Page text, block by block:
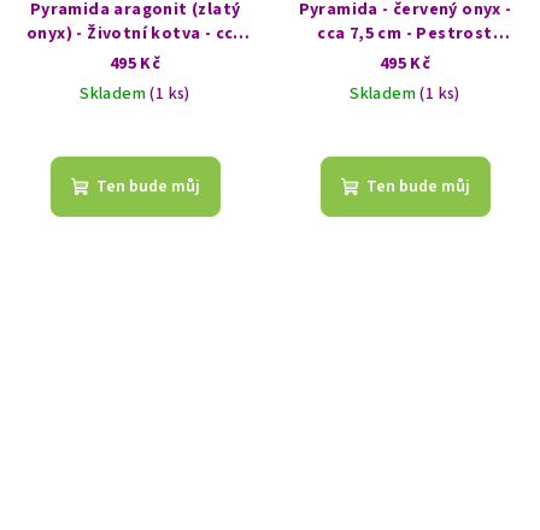
Pyramida aragonit (zlatý
onyx) - Životní kotva - cca
7,5 cm - Ohnivé nebe
495 Kč
Skladem(1 ks)
Ten bude můj
Pyramida - červený onyx -
cca 7,5 cm - Pestrost
života
495 Kč
Skladem(1 ks)
Ten bude můj